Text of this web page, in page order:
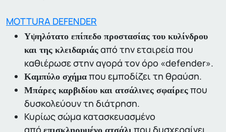
MOTTURA DEFENDER
Υψηλότατο επίπεδο προστασίας του κυλίνδρου
και της κλειδαριάς από την εταιρεία που
καθιέρωσε στην αγορά τον όρο «defender».
Καμπύλο σχήμα που εμποδίζει τη θραύση.
Μπάρες καρβιδίου και ατσάλινες σφαίρες που
δυσκολεύουν τη διάτρηση.
Κυρίως σώμα κατασκευασμένο